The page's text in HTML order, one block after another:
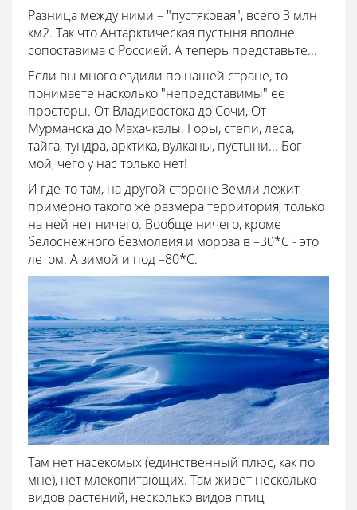
Разница между ними – "пустяковая", всего 3 млн
км2. Так что Антарктическая пустыня вполне
сопоставима с Россией. А теперь представьте...
Если вы много ездили по нашей стране, то
понимаете насколько "непредставимы" ее
просторы. От Владивостока до Сочи, От
Мурманска до Махачкалы. Горы, степи, леса,
тайга, тундра, арктика, вулканы, пустыни... Бог
мой, чего у нас только нет!
И где-то там, на другой стороне Земли лежит
примерно такого же размера территория, только
на ней нет ничего. Вообще ничего, кроме
белоснежного безмолвия и мороза в –30*С - это
летом. А зимой и под –80*С.
Там нет насекомых (единственный плюс, как по
мне), нет млекопитающих. Там живет несколько
видов растений, несколько видов птиц